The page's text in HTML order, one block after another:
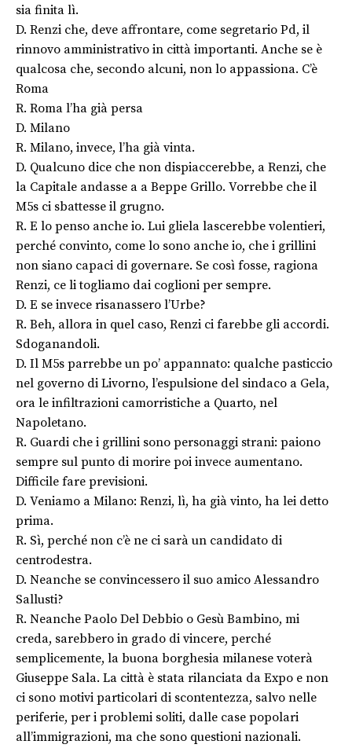
sia finita lì.
D. Renzi che, deve affrontare, come segretario Pd, il
rinnovo amministrativo in città importanti. Anche se è
qualcosa che, secondo alcuni, non lo appassiona. C’è
Roma
R. Roma l’ha già persa
D. Milano
R. Milano, invece, l’ha già vinta.
D. Qualcuno dice che non dispiaccerebbe, a Renzi, che
la Capitale andasse a a Beppe Grillo. Vorrebbe che il
M5s ci sbattesse il grugno.
R. E lo penso anche io. Lui gliela lascerebbe volentieri,
perché convinto, come lo sono anche io, che i grillini
non siano capaci di governare. Se così fosse, ragiona
Renzi, ce li togliamo dai coglioni per sempre.
D. E se invece risanassero l’Urbe?
R. Beh, allora in quel caso, Renzi ci farebbe gli accordi.
Sdoganandoli.
D. Il M5s parrebbe un po’ appannato: qualche pasticcio
nel governo di Livorno, l’espulsione del sindaco a Gela,
ora le infiltrazioni camorristiche a Quarto, nel
Napoletano.
R. Guardi che i grillini sono personaggi strani: paiono
sempre sul punto di morire poi invece aumentano.
Difficile fare previsioni.
D. Veniamo a Milano: Renzi, lì, ha già vinto, ha lei detto
prima.
R. Sì, perché non c’è ne ci sarà un candidato di
centrodestra.
D. Neanche se convincessero il suo amico Alessandro
Sallusti?
R. Neanche Paolo Del Debbio o Gesù Bambino, mi
creda, sarebbero in grado di vincere, perché
semplicemente, la buona borghesia milanese voterà
Giuseppe Sala. La città è stata rilanciata da Expo e non
ci sono motivi particolari di scontentezza, salvo nelle
periferie, per i problemi soliti, dalle case popolari
all’immigrazioni, ma che sono questioni nazionali.